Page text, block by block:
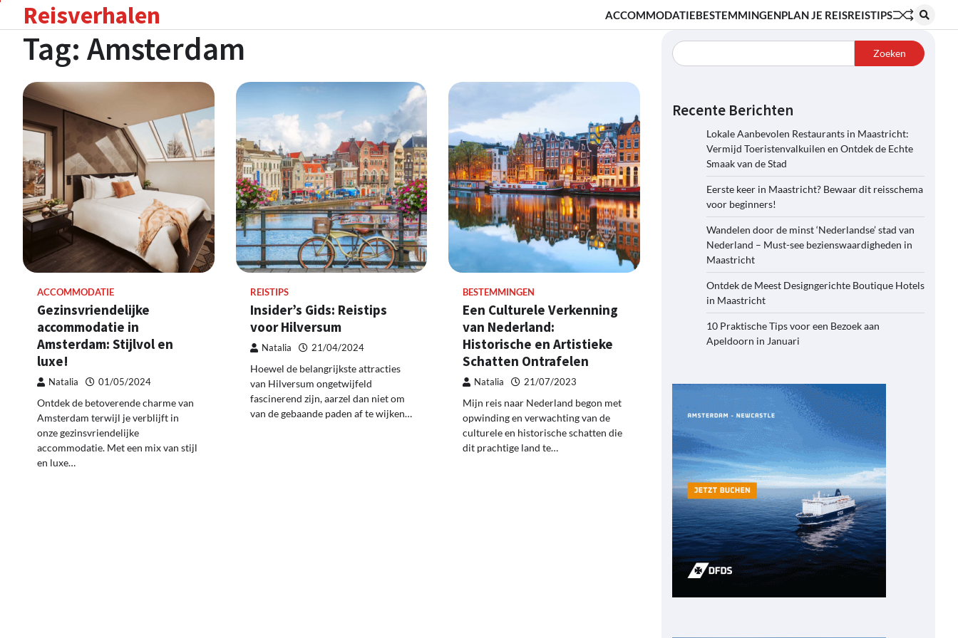
content
Reisverhalen ACCOMMODATIEBESTEMMINGENPLAN JE REISREISTIPS
Tag: Amsterdam
ACCOMMODATIE
Gezinsvriendelijke
accommodatie in
Amsterdam: Stijlvol en
luxe!
Natalia 01/05/2024
Ontdek de betoverende charme van
Amsterdam terwijl je verblijft in
onze gezinsvriendelijke
accommodatie. Met een mix van stijl
en luxe…
REISTIPS
Insider’s Gids: Reistips
voor Hilversum
Natalia 21/04/2024
Hoewel de belangrijkste attracties
van Hilversum ongetwijfeld
fascinerend zijn, aarzel dan niet om
van de gebaande paden af te wijken…
BESTEMMINGEN
Een Culturele Verkenning
van Nederland:
Historische en Artistieke
Schatten Ontrafelen
Natalia 21/07/2023
Mijn reis naar Nederland begon met
opwinding en verwachting van de
culturele en historische schatten die
dit prachtige land te…
Zoeken
Recente Berichten
Lokale Aanbevolen Restaurants in Maastricht:
Vermijd Toeristenvalkuilen en Ontdek de Echte
Smaak van de Stad
Eerste keer in Maastricht? Bewaar dit reisschema
voor beginners!
Wandelen door de minst ‘Nederlandse’ stad van
Nederland – Must-see bezienswaardigheden in
Maastricht
Ontdek de Meest Designgerichte Boutique Hotels
in Maastricht
10 Praktische Tips voor een Bezoek aan
Apeldoorn in Januari